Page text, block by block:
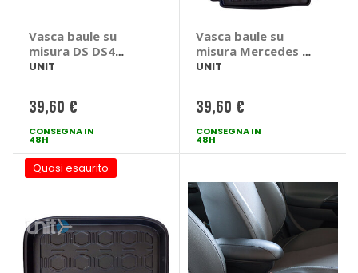
Vasca baule su
misura DS DS4
Crossback E-Tense
UNIT DS DS4
Crossback E-Tense
Hybrid 2021 >
UNIT
39,60 €
CONSEGNA IN
48H
Vasca baule su
misura Mercedes C
Class W206 berlina
Mercedes C Class
W206 berlina 2022
>
UNIT
39,60 €
CONSEGNA IN
48H
Quasi esaurito